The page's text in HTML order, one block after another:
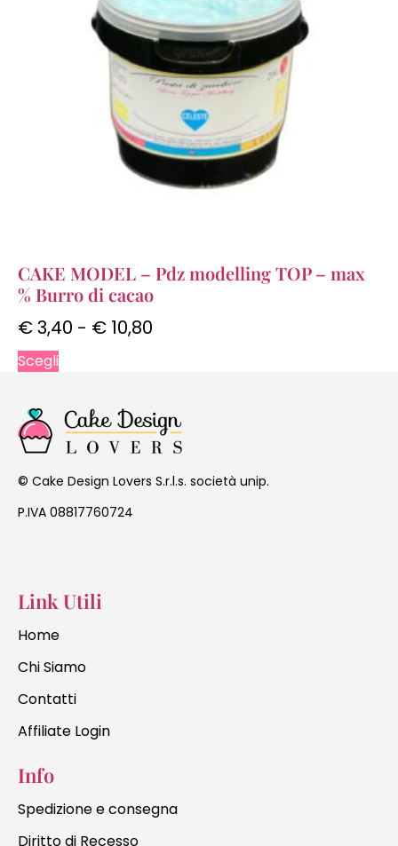
CAKE MODEL – Pdz modelling TOP – max
% Burro di cacao
€3,40 - € 10,80
Scegli
© Cake Design Lovers S.r.l.s. società unip.
P.IVA 08817760724
Link Utili
Home
Chi Siamo
Contatti
Affiliate Login
Info
Spedizione e consegna
Diritto di Recesso